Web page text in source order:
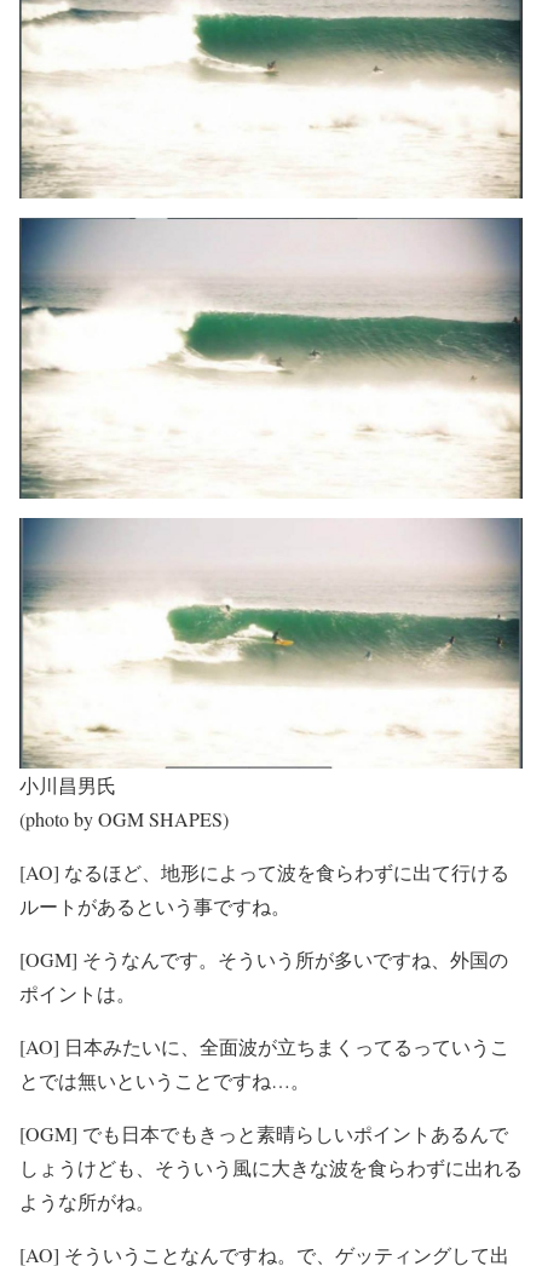
小川昌男氏
(photo by OGM SHAPES)
[AO] なるほど、地形によって波を食らわずに出て行ける
ルートがあるという事ですね。
[OGM] そうなんです。そういう所が多いですね、外国の
ポイントは。
[AO] 日本みたいに、全面波が立ちまくってるっていうこ
とでは無いということですね…。
[OGM] でも日本でもきっと素晴らしいポイントあるんで
しょうけども、そういう風に大きな波を食らわずに出れる
ような所がね。
[AO] そういうことなんですね。で、ゲッティングして出